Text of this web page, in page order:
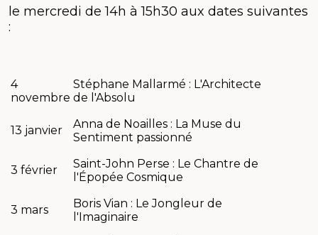
le mercredi de 14h à 15h30 aux dates suivantes
:
4
novembre
Stéphane Mallarmé : L'Architecte
de l'Absolu
13 janvier
Anna de Noailles : La Muse du
Sentiment passionné
3 février
Saint-John Perse : Le Chantre de
l'Épopée Cosmique
3 mars
Boris Vian : Le Jongleur de
l'Imaginaire